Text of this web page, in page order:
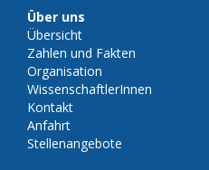
Über uns
Übersicht
Zahlen und Fakten
Organisation
WissenschaftlerInnen
Kontakt
Anfahrt
Stellenangebote